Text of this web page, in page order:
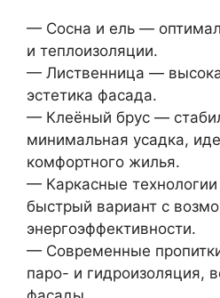
— Сосна и ель —
и теплоизоляции.
— Лиственница —
эстетика фасада.
— Клеёный брус —
минимальная усадка,
комфортного жилья.
— Каркасные
быстрый вариант с
энергоэффективности.
— Современные
паро- и гидроизоляция,